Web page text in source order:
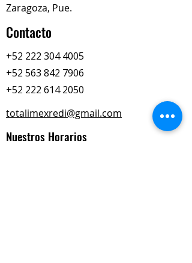
Zaragoza, Pue.
Contacto
+52 222 304 4005
+52 563 842 7906
+52 222 614 2050
totalimexredi@gmail.com
Nuestros Horarios